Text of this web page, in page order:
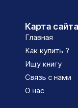
Карта сайта
Главная
Как купить ?
Ищу книгу
Связь с нами
О нас